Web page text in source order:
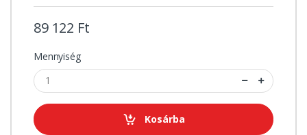
89 122 Ft
Mennyiség
Kosárba